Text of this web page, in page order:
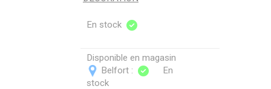
En stock
Disponible en magasin
Belfort :
En
stock